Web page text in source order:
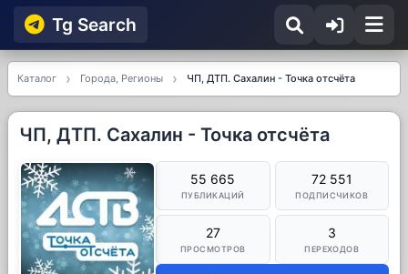
Tg Searсh
Каталог Города, Регионы ЧП, ДТП. Сахалин - Точка отсчёта
ЧП, ДТП. Сахалин - Точка отсчёта
55 665
ПУБЛИКАЦИЙ
72 551
ПОДПИСЧИКОВ
27
ПРОСМОТРОВ
3
ПЕРЕХОДОВ